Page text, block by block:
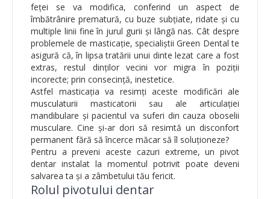
feței se va modifica, conferind un aspect de
îmbătrânire prematură, cu buze subțiate, ridate și cu
multiple linii fine în jurul gurii și lângă nas. Cât despre
problemele de masticație, specialiștii Green Dental te
asigură că, în lipsa tratării unui dinte lezat care a fost
extras, restul dinților vecini vor migra în poziții
incorecte; prin consecință, inestetice.
Astfel masticația va resimți aceste modificări ale
musculaturii masticatorii sau ale articulației
mandibulare și pacientul va suferi din cauza oboselii
musculare. Cine și-ar dori să resimtă un disconfort
permanent fără să încerce măcar să îl soluționeze?
Pentru a preveni aceste cazuri extreme, un pivot
dentar instalat la momentul potrivit poate deveni
salvarea ta și a zâmbetului tău fericit.
Rolul pivotului dentar